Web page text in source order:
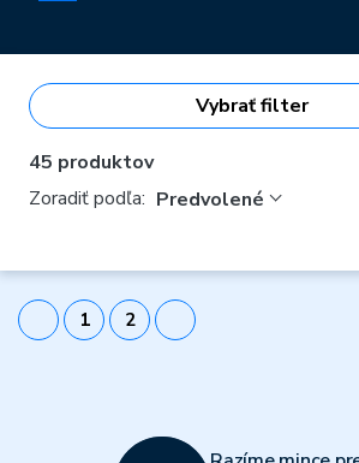
Strieborné medaily nikdy nevyjdu z
prvé zdokumentované použitie sa
vzácny kov svoju atraktivitu.
Vybrať filter
45 produktov
Zoradiť podľa: Predvolené
1 2